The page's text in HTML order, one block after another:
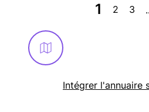
1 2 3
Intégrer l'annuaire